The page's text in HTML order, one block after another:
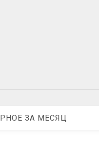
ЗА МЕСЯЦ